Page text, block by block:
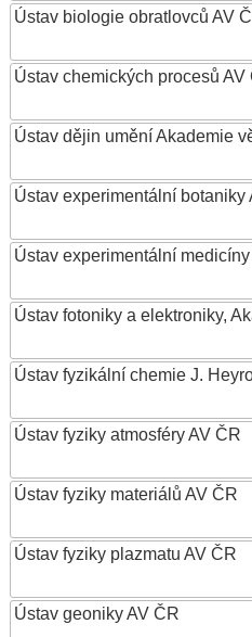
Ústav biologie obratlovců AV
Ústav chemických procesů AV
Ústav dějin umění Akademie
Ústav experimentální botaniky
Ústav experimentální medicíny
Ústav fotoniky a elektroniky,
Ústav fyzikální chemie J.
Ústav fyziky atmosféry AV ČR
Ústav fyziky materiálů AV ČR
Ústav fyziky plazmatu AV ČR
Ústav geoniky AV ČR